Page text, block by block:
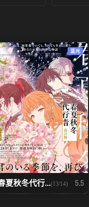
蓝光
夏秋冬代行...(13/14) 5.5